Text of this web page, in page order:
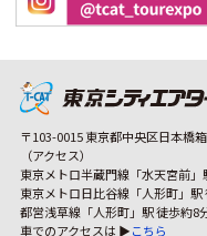
〒103-0015 東京都中央区日本橋
（アクセス）
東京メトロ半蔵門線「水天宮前」
東京メトロ日比谷線「人形町」駅
都営浅草線「人形町」駅 徒歩約8
車でのアクセスは ▶こちら